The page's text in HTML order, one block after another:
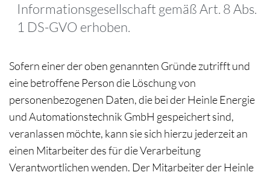
Informationsgesellschaft gemäß Art. 8 Abs.
1 DS-GVO erhoben.
Sofern einer der oben genannten Gründe zutrifft und
eine betroffene Person die Löschung von
personenbezogenen Daten, die bei der Heinle Energie
und Automationstechnik GmbH gespeichert sind,
veranlassen möchte, kann sie sich hierzu jederzeit an
einen Mitarbeiter des für die Verarbeitung
Verantwortlichen wenden. Der Mitarbeiter der Heinle